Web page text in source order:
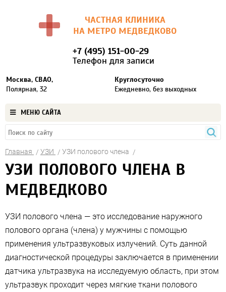
ЧАСТНАЯ КЛИНИКА
НА МЕТРО МЕДВЕДКОВО
Москва, СВАО,
Полярная, 32
+7 (495) 151-00-29
Телефон для записи
Круглосуточно
Ежедневно, без выходных
МЕНЮ САЙТА
Главная УЗИ УЗИ полового члена
УЗИ ПОЛОВОГО ЧЛЕНА В
МЕДВЕДКОВО
УЗИ полового члена — это исследование наружного
полового органа (члена) у мужчины с помощью
применения ультразвуковых излучений. Суть данной
диагностической процедуры заключается в применении
датчика ультразвука на исследуемую область, при этом
ультразвук проходит через мягкие ткани полового